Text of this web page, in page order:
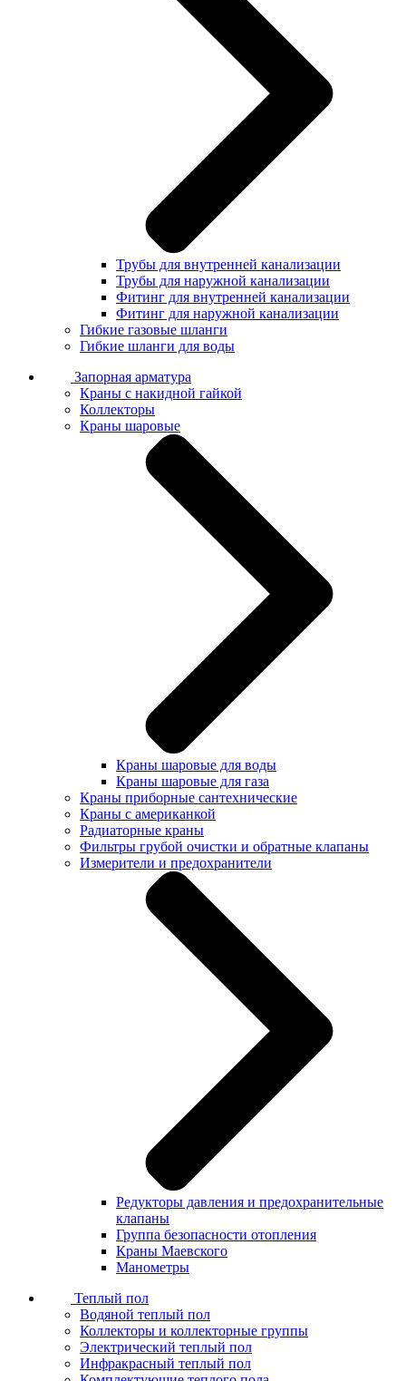
Трубы для внутренней канализации
Трубы для наружной канализации
Фитинг для внутренней канализации
Фитинг для наружной канализации
Гибкие газовые шланги
Гибкие шланги для воды
Запорная арматура
Краны с накидной гайкой
Коллекторы
Краны шаровые
Краны шаровые для воды
Краны шаровые для газа
Краны приборные сантехнические
Краны с американкой
Радиаторные краны
Фильтры грубой очистки и обратные клапаны
Измерители и предохранители
Редукторы давления и предохранительные
клапаны
Группа безопасности отопления
Краны Маевского
Манометры
Теплый пол
Водяной теплый пол
Коллекторы и коллекторные группы
Электрический теплый пол
Инфракрасный теплый пол